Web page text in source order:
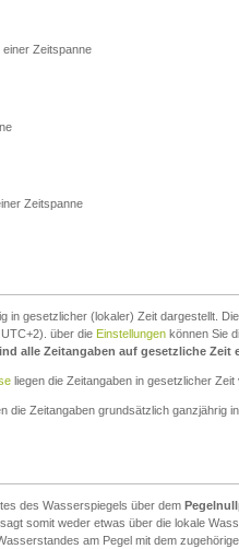
Zeitspanne
Zeitspanne
in gesetzlicher (lokaler) Zeit dargestellt.
über die Einstellungen können Sie
alle Zeitangaben auf gesetzliche Zeit
liegen die Zeitangaben in gesetzlicher Zeit
die Zeitangaben grundsätzlich ganzjährig
des Wasserspiegels über dem
somit weder etwas über die lokale
am Pegel mit dem